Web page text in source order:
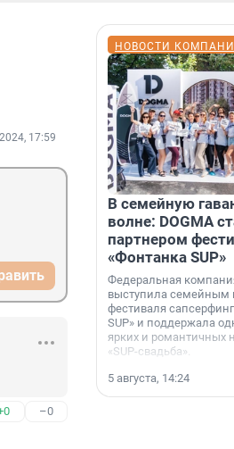
17:59
–0
НОВОСТИ
В семейную
волне: DOGMA
партнером
«Фонтанка SUP»
Федеральная
выступила семейным
фестиваля
SUP» и поддержала
ярких и романтичных
«SUP-свадьба».
5 августа, 14:24